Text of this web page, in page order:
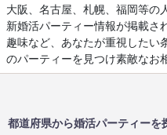
大阪、名古屋、札幌、福岡等の
新婚活パーティー情報が掲載さ
趣味など、あなたが重視したい
のパーティーを見つけ素敵なお
都道府県から婚活パーティーを